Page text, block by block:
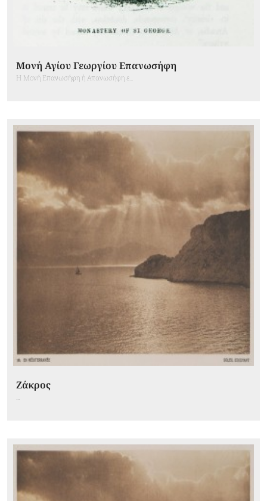
Μονή Αγίου Γεωργίου Επανωσήφη
H Μονή Επανωσήφη ή Απανωσήφη ε...
Ζάκρος
...